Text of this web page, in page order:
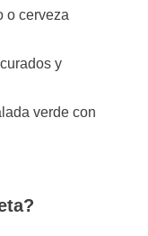
o cerveza
y
verde con